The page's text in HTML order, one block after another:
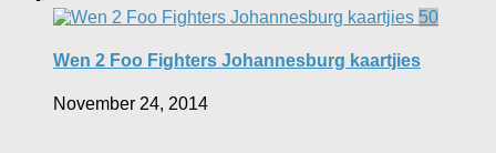
50
Wen 2 Foo Fighters Johannesburg kaartjies
November 24, 2014